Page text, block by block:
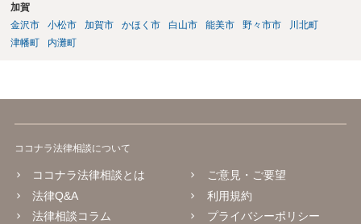
加賀
金沢市
小松市 加賀市 かほく市 白山市 能美市 野々市市
川北町
津幡町
内灘町
ココナラ法律相談について
ココナラ法律相談とは
法律Q&A
法律相談コラム
ご意見・ご要望
利用規約
プライバシーポリシー